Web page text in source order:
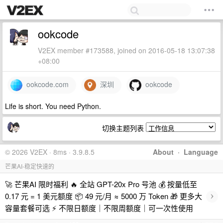
ookcode
V2EX member #173588, joined on 2016-05-18 13:07:38
+08:00
ookcode.com 深圳 ookcode
Life is short. You need Python.
切换主题列表
About · Language
© 2026 V2EX · 8ms · 3.9.8.5
芒果AI-稳定快速的
🚀 芒果AI 限时福利 🔥 全站 GPT-20x Pro 号池 💰 按量低至
0.17 元 = 1 美元额度 📦 49 元/月 ≈ 5000 万 Token 🎁 更多大
容量套餐可选 ⚡ 不限日额度｜不限周额度｜可一次性使用
›